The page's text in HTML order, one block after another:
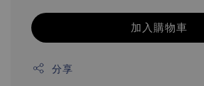
加入購物車
分享